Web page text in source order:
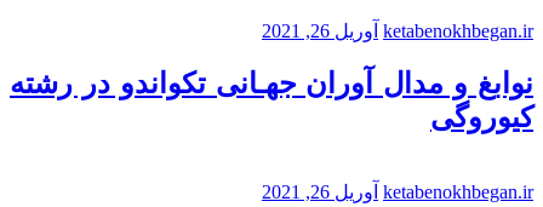
ketabenokhbegan.ir آوریل 26, 2021
نوابغ و مدال آوران جهـانی تکواندو در رشته
کیوروگی
ketabenokhbegan.ir آوریل 26, 2021